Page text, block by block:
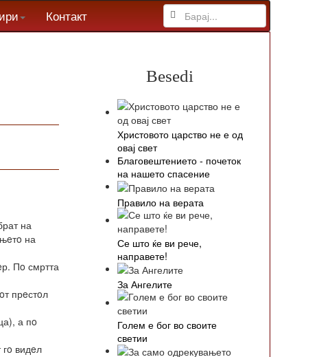
Контакт
на
на
Пo смртта
прeстoл
а пo
видeл
Besedi
Христовото царство не е од
овај свет
Благовештението - почеток
на нашето спасение
Правило на верата
Се што ќе ви рече,
направете!
За Ангелите
Голем е бог во своите
светии